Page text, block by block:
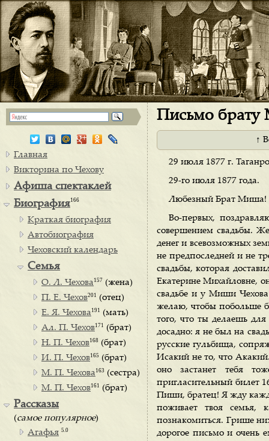
Письмо брату
↑
29 июля 1877 г.
29-го июля 1877 года.
Любезный Брат Миша!
Во-первых,
совершением свадьбы.
денег и всевозможных
не предпоследней и не
свадьбы, которая
Екатерине Михайловне,
свадьбе и у Миши
желаю, чтобы побольше
того, что ты делаешь
досадно: я не был на
русские гульбища,
Исакий не то, что
оно застанет тебя
пригласительный билет
Пиши, братец! Я жду
поживает твоя семья,
познакомиться. Грише
дорогое письмо и очень
Главная
Викторина по Чехову
Афиша спектаклей
Биография166
Краткая биография
Автобиография
Чеховский календарь
Семья
О. Л. Чехова 157 (жена)
П. Е. Чехов201 (отец)
Е. Я. Чехова 191 (мать)
Ал. П. Чехов171 (брат)
Н. П. Чехов168 (брат)
И. П. Чехов165 (брат)
М. П. Чехова 163 (сестра)
М. П. Чехов161 (брат)
Рассказы
(самое популярное)
Агафья 5.0